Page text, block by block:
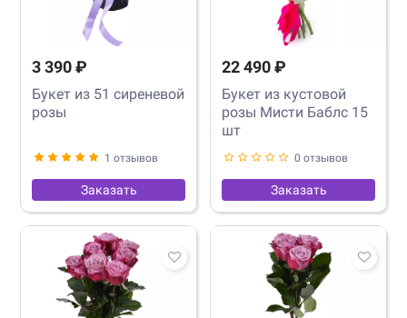
3 390 ₽
Букет из 51 сиреневой
розы
1 отзывов
Заказать
22 490 ₽
Букет из кустовой
розы Мисти Баблс 15
шт
0 отзывов
Заказать